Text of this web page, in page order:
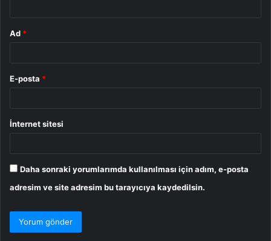
Ad *
E-posta *
İnternet sitesi
Daha sonraki yorumlarımda kullanılması için adım, e-posta
adresim ve site adresim bu tarayıcıya kaydedilsin.